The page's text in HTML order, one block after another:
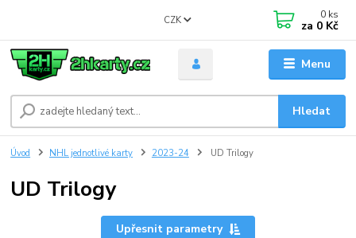
Menu
CZK
Hledat
0 ks
za 0 Kč
Úvod NHL jednotlivé karty 2023-24 UD Trilogy
UD Trilogy
Upřesnit parametry